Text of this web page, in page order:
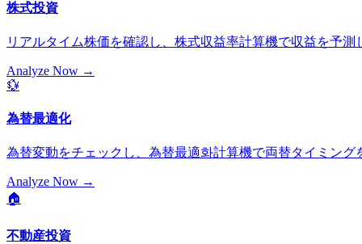
株式投資
リアルタイム株価を確認し、株式収益率計算機で収益を予測
Analyze Now →
💱
為替最適化
為替変動をチェックし、為替最適화計算機で両替タイミング
Analyze Now →
🏠
不動産投資